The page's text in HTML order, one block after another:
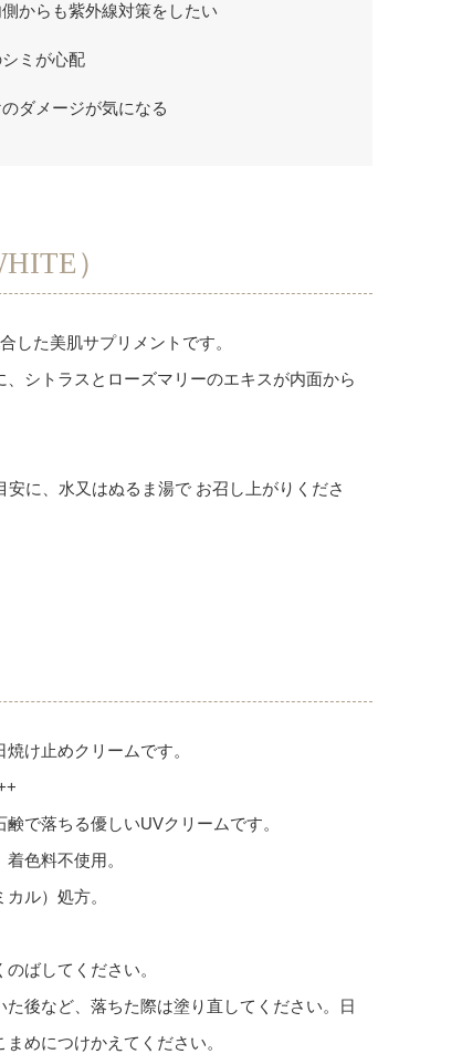
からも紫外線対策をしたい
ミが心配
ダメージが気になる
）
した美肌サプリメントです。
シトラスとローズマリーのエキスが内面から
に、水又はぬるま湯で お召し上がりくださ
け止めクリームです。
で落ちる優しいUVクリームです。
色料不使用。
ル）処方。
ばしてください。
後など、落ちた際は塗り直してください。日
めにつけかえてください。